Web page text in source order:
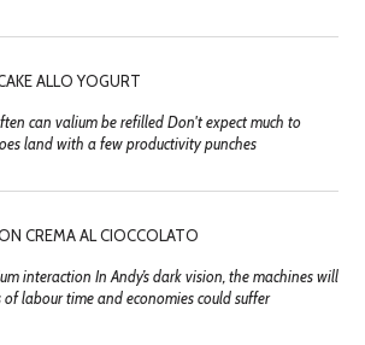
ALLO YOGURT
can valium be refilled Don't expect much to
land with a few productivity punches
CREMA AL CIOCCOLATO
interaction In Andy’s dark vision, the machines will
labour time and economies could suffer